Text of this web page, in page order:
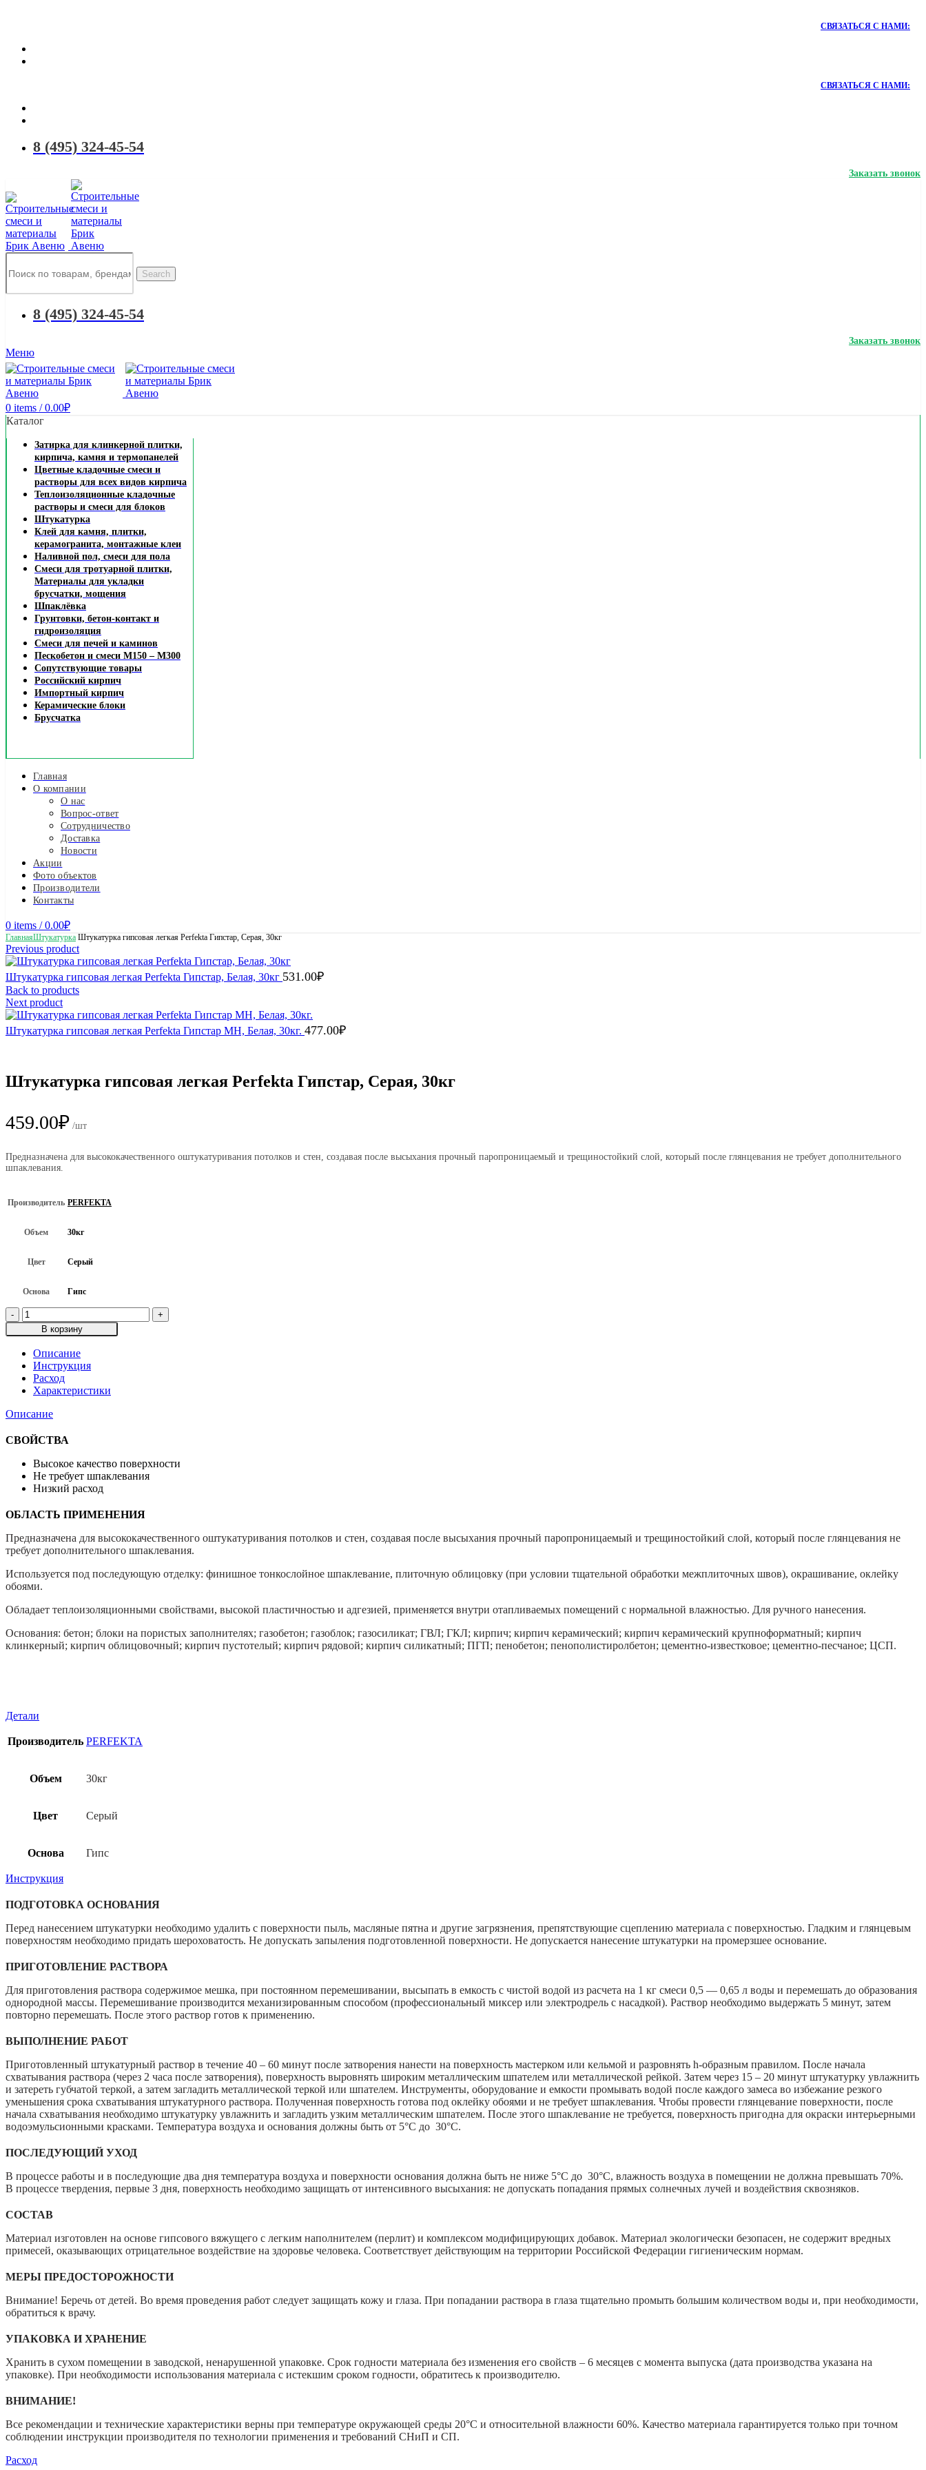
СВЯЗАТЬСЯ С НАМИ:
СВЯЗАТЬСЯ С НАМИ:
8 (495) 324-45-54
Заказать звонок
Search
8 (495) 324-45-54
Заказать звонок
Меню
0 items / 0.00₽
Каталог
Затирка для клинкерной плитки,
кирпича, камня и термопанелей
Цветные кладочные смеси и
растворы для всех видов кирпича
Теплоизоляционные кладочные
растворы и смеси для блоков
Штукатурка
Клей для камня, плитки,
керамогранита, монтажные клеи
Наливной пол, смеси для пола
Смеси для тротуарной плитки,
Материалы для укладки
брусчатки, мощения
Шпаклёвка
Грунтовки, бетон-контакт и
гидроизоляция
Смеси для печей и каминов
Пескобетон и смеси М150 – М300
Сопутствующие товары
Российский кирпич
Импортный кирпич
Керамические блоки
Брусчатка
Главная
О компании
О нас
Вопрос-ответ
Сотрудничество
Доставка
Новости
Акции
Фото объектов
Производители
Контакты
0 items / 0.00₽
ГлавнаяШтукатурка Штукатурка гипсовая легкая Perfekta Гипстар, Серая, 30кг
Previous product
Штукатурка гипсовая легкая Perfekta Гипстар, Белая, 30кг 531.00₽
Back to products
Next product
Штукатурка гипсовая легкая Perfekta Гипстар MH, Белая, 30кг. 477.00₽
Штукатурка гипсовая легкая Perfekta Гипстар, Серая, 30кг
459.00₽ /шт
Предназначена для высококачественного оштукатуривания потолков и стен, создавая после высыхания прочный паропроницаемый и трещиностойкий слой, который после глянцевания не требует дополнительного
шпаклевания.
Производитель PERFEKTA
Объем 30кг
Цвет Серый
Основа Гипс
Количество
товара
Штукатурка
гипсовая
легкая
Perfekta
Гипстар,
Серая,
30кг
В корзину
Описание
Инструкция
Расход
Характеристики
Описание
СВОЙСТВА
Высокое качество поверхности
Не требует шпаклевания
Низкий расход
ОБЛАСТЬ ПРИМЕНЕНИЯ
Предназначена для высококачественного оштукатуривания потолков и стен, создавая после высыхания прочный паропроницаемый и трещиностойкий слой, который после глянцевания не
требует дополнительного шпаклевания.
Используется под последующую отделку: финишное тонкослойное шпаклевание, плиточную облицовку (при условии тщательной обработки межплиточных швов), окрашивание, оклейку
обоями.
Обладает теплоизоляционными свойствами, высокой пластичностью и адгезией, применяется внутри отапливаемых помещений с нормальной влажностью. Для ручного нанесения.
Основания: бетон; блоки на пористых заполнителях; газобетон; газоблок; газосиликат; ГВЛ; ГКЛ; кирпич; кирпич керамический; кирпич керамический крупноформатный; кирпич
клинкерный; кирпич облицовочный; кирпич пустотелый; кирпич рядовой; кирпич силикатный; ПГП; пенобетон; пенополистиролбетон; цементно-известковое; цементно-песчаное; ЦСП.
Детали
Производитель PERFEKTA
Объем 30кг
Цвет Серый
Основа Гипс
Инструкция
ПОДГОТОВКА ОСНОВАНИЯ
Перед нанесением штукатурки необходимо удалить с поверхности пыль, масляные пятна и другие загрязнения, препятствующие сцеплению материала с поверхностью. Гладким и глянцевым
поверхностям необходимо придать шероховатость. Не допускать запыления подготовленной поверхности. Не допускается нанесение штукатурки на промерзшее основание.
ПРИГОТОВЛЕНИЕ РАСТВОРА
Для приготовления раствора содержимое мешка, при постоянном перемешивании, высыпать в емкость с чистой водой из расчета на 1 кг смеси 0,5 — 0,65 л воды и перемешать до образования
однородной массы. Перемешивание производится механизированным способом (профессиональный миксер или электродрель с насадкой). Раствор необходимо выдержать 5 минут, затем
повторно перемешать. После этого раствор готов к применению.
ВЫПОЛНЕНИЕ РАБОТ
Приготовленный штукатурный раствор в течение 40 – 60 минут после затворения нанести на поверхность мастерком или кельмой и разровнять h‑образным правилом. После начала
схватывания раствора (через 2 часа после затворения), поверхность выровнять широким металлическим шпателем или металлической рейкой. Затем через 15 – 20 минут штукатурку увлажнить
и затереть губчатой теркой, а затем загладить металлической теркой или шпателем. Инструменты, оборудование и емкости промывать водой после каждого замеса во избежание резкого
уменьшения срока схватывания штукатурного раствора. Полученная поверхность готова под оклейку обоями и не требует шпаклевания. Чтобы провести глянцевание поверхности, после
начала схватывания необходимо штукатурку увлажнить и загладить узким металлическим шпателем. После этого шпаклевание не требуется, поверхность пригодна для окраски интерьерными
водоэмульсионными красками. Температура воздуха и основания должны быть от 5°С до 30°С.
ПОСЛЕДУЮЩИЙ УХОД
В процессе работы и в последующие два дня температура воздуха и поверхности основания должна быть не ниже 5°С до 30°С, влажность воздуха в помещении не должна превышать 70%.
В процессе твердения, первые 3 дня, поверхность необходимо защищать от интенсивного высыхания: не допускать попадания прямых солнечных лучей и воздействия сквозняков.
СОСТАВ
Материал изготовлен на основе гипсового вяжущего с легким наполнителем (перлит) и комплексом модифицирующих добавок. Материал экологически безопасен, не содержит вредных
примесей, оказывающих отрицательное воздействие на здоровье человека. Соответствует действующим на территории Российской Федерации гигиеническим нормам.
МЕРЫ ПРЕДОСТОРОЖНОСТИ
Внимание! Беречь от детей. Во время проведения работ следует защищать кожу и глаза. При попадании раствора в глаза тщательно промыть большим количеством воды и, при необходимости,
обратиться к врачу.
УПАКОВКА И ХРАНЕНИЕ
Хранить в сухом помещении в заводской, ненарушенной упаковке. Срок годности материала без изменения его свойств – 6 месяцев с момента выпуска (дата производства указана на
упаковке). При необходимости использования материала с истекшим сроком годности, обратитесь к производителю.
ВНИМАНИЕ!
Все рекомендации и технические характеристики верны при температуре окружающей среды 20°С и относительной влажности 60%. Качество материала гарантируется только при точном
соблюдении инструкции производителя по технологии применения и требований СНиП и СП.
Расход